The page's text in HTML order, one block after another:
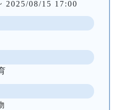
2025/08/15 17:00